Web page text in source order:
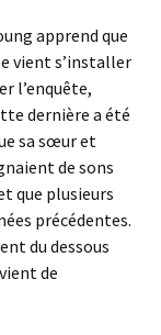
apprend que
vient s’installer
l’enquête,
dernière a été
sa sœur et
de sons
que plusieurs
précédentes.
du dessous
de